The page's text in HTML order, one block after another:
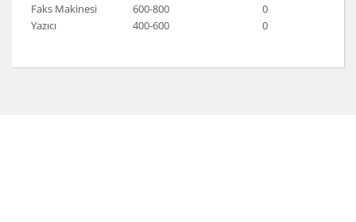
Faks Makinesi
600-800
0
Yazıcı
400-600 0